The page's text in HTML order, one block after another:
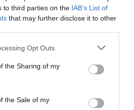
to third parties on the IAB’s List of
that may further disclose it to other
Opt Outs
the Sharing of my
the Sale of my
του 1920, στερεωμένη
ταίριαζε με μια ακόμη
μπούστο.
της Έμιλι Μπροντέ,
αντίγραφο ενός
από τα μαλλιά της